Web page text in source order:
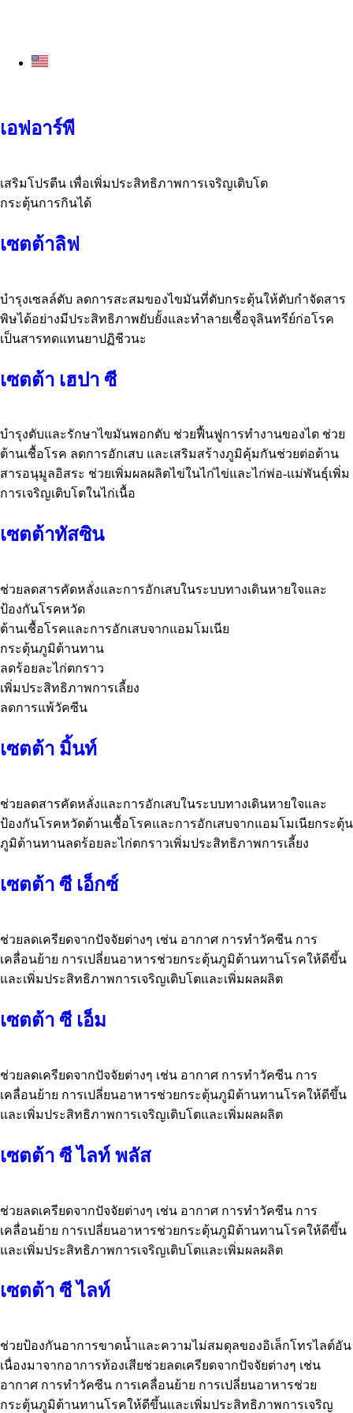
เอฟอาร์พี
เสริมโปรตีน เพื่อเพิ่มประสิทธิภาพการเจริญเติบโต
กระตุ้นการกินได้
เซตต้าลิฟ
บำรุงเซลล์ตับ ลดการสะสมของไขมันที่ตับกระตุ้นให้ตับกำจัดสาร
พิษได้อย่างมีประสิทธิภาพยับยั้งและทำลายเชื้อจุลินทรีย์ก่อโรค
เป็นสารทดแทนยาปฏิชีวนะ
เซตต้า เฮปา ซี
บำรุงตับและรักษาไขมันพอกตับ ช่วยฟื้นฟูการทำงานของไต ช่วย
ต้านเชื้อโรค ลดการอักเสบ และเสริมสร้างภูมิคุ้มกันช่วยต่อต้าน
สารอนุมูลอิสระ ช่วยเพิ่มผลผลิตไข่ในไก่ไข่และไก่พ่อ-แม่พันธุ์เพิ่ม
การเจริญเติบโตในไก่เนื้อ
เซตต้าทัสซิน
ช่วยลดสารคัดหลั่งและการอักเสบในระบบทางเดินหายใจและ
ป้องกันโรคหวัด
ต้านเชื้อโรคและการอักเสบจากแอมโมเนีย
กระตุ้นภูมิต้านทาน
ลดร้อยละไก่ตกราว
เพิ่มประสิทธิภาพการเลี้ยง
ลดการแพ้วัคซีน
เซตต้า มิ้นท์
ช่วยลดสารคัดหลั่งและการอักเสบในระบบทางเดินหายใจและ
ป้องกันโรคหวัดต้านเชื้อโรคและการอักเสบจากแอมโมเนียกระตุ้น
ภูมิต้านทานลดร้อยละไก่ตกราวเพิ่มประสิทธิภาพการเลี้ยง
เซตต้า ซี เอ็กซ์
ช่วยลดเครียดจากปัจจัยต่างๆ เช่น อากาศ การทำวัคซีน การ
เคลื่อนย้าย การเปลี่ยนอาหารช่วยกระตุ้นภูมิต้านทานโรคให้ดีขึ้น
และเพิ่มประสิทธิภาพการเจริญเติบโตและเพิ่มผลผลิต
เซตต้า ซี เอ็ม
ช่วยลดเครียดจากปัจจัยต่างๆ เช่น อากาศ การทำวัคซีน การ
เคลื่อนย้าย การเปลี่ยนอาหารช่วยกระตุ้นภูมิต้านทานโรคให้ดีขึ้น
และเพิ่มประสิทธิภาพการเจริญเติบโตและเพิ่มผลผลิต
เซตต้า ซี ไลท์ พลัส
ช่วยลดเครียดจากปัจจัยต่างๆ เช่น อากาศ การทำวัคซีน การ
เคลื่อนย้าย การเปลี่ยนอาหารช่วยกระตุ้นภูมิต้านทานโรคให้ดีขึ้น
และเพิ่มประสิทธิภาพการเจริญเติบโตและเพิ่มผลผลิต
เซตต้า ซี ไลท์
ช่วยป้องกันอาการขาดน้ำและความไม่สมดุลของอิเล็กโทรไลต์อัน
เนื่องมาจากอาการท้องเสียช่วยลดเครียดจากปัจจัยต่างๆ เช่น
อากาศ การทำวัคซีน การเคลื่อนย้าย การเปลี่ยนอาหารช่วย
กระตุ้นภูมิต้านทานโรคให้ดีขึ้นและเพิ่มประสิทธิภาพการเจริญ